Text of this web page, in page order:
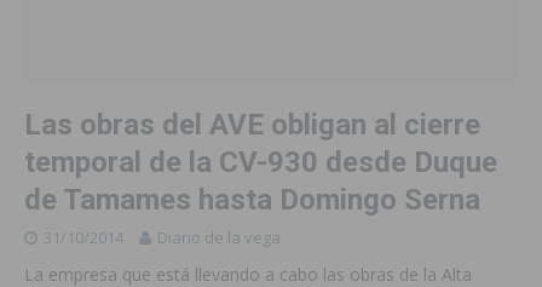
Las obras del AVE obligan al cierre
temporal de la CV-930 desde Duque
de Tamames hasta Domingo Serna
31/10/2014 Diario de la vega
La empresa que está llevando a cabo las obras de la Alta